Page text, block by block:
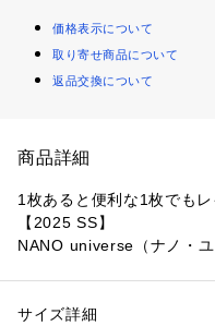
価格表示について
取り寄せ商品について
返品交換について
商品詳細
1枚あると便利な1枚でも
【2025 SS】
NANO universe（ナノ・ユ
1着！◆
性別：メンズ
サイズ詳細